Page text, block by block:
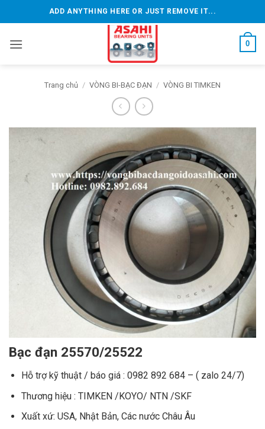
qua
dung
ADD ANYTHING HERE OR JUST REMOVE IT...
0
Trang chủ / VÒNG BI-BẠC ĐẠN / VÒNG BI TIMKEN
Bạc đạn 25570/25522
Hỗ trợ kỹ thuật / báo giá : 0982 892 684 – ( zalo 24/7)
Thương hiệu : TIMKEN /KOYO/ NTN /SKF
Xuất xứ: USA, Nhật Bản, Các nước Châu Âu